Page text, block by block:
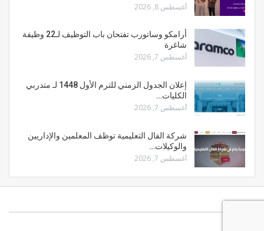
أغسطس 8, 2026
أرامكو وساتورب تفتحان باب التوظيف لـ22 وظيفة
شاغرة
أغسطس 7, 2026
إعلان الجدول الزمني للترم الأول 1448 لـ متدربي
الكليات…
أغسطس 7, 2026
شركة الفال التعليمية توظف المعلمين والإداريين
والوكيلات…
أغسطس 7, 2026